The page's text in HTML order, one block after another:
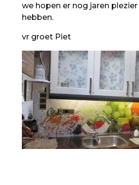
we hopen er nog jaren
hebben.
vr groet Piet